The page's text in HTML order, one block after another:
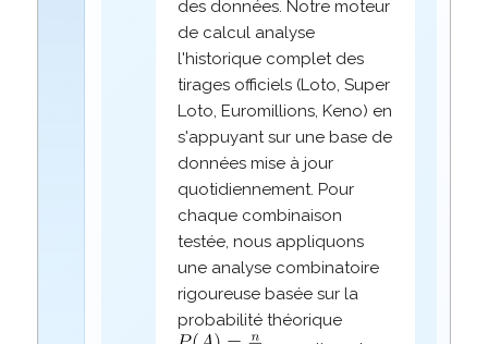
des données. Notre moteur
de calcul analyse
l'historique complet des
tirages officiels (Loto, Super
Loto, Euromillions, Keno) en
s'appuyant sur une base de
données mise à jour
quotidiennement. Pour
chaque combinaison
testée, nous appliquons
une analyse combinatoire
rigoureuse basée sur la
probabilité théorique